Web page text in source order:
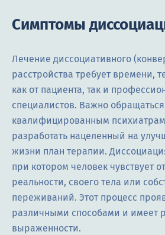
Симптомы
Лечение диссоциативного
расстройства требует времени,
как от пациента, так и
специалистов. Важно
квалифицированным
разработать нацеленный на
жизни план терапии.
при котором человек чувствует
реальности, своего тела или
переживаний. Этот процесс
различными способами и имеет
выраженности.